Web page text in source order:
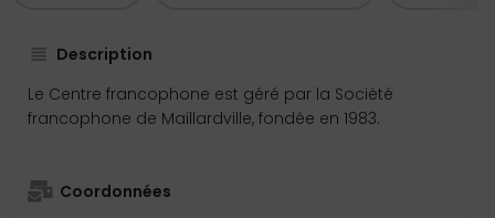
Description
Le Centre francophone est géré par la Société
francophone de Maillardville, fondée en 1983.
Coordonnées